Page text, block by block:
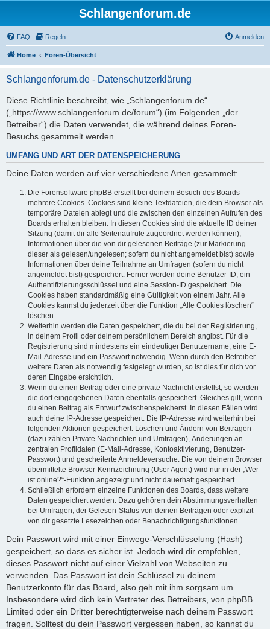
Schlangenforum.de
FAQ Regeln Anmelden
Home Foren-Übersicht
Schlangenforum.de - Datenschutzerklärung
Diese Richtlinie beschreibt, wie „Schlangenforum.de“
(„https://www.schlangenforum.de/forum“) (im Folgenden „der
Betreiber“) die Daten verwendet, die während deines Foren-
Besuchs gesammelt werden.
UMFANG UND ART DER DATENSPEICHERUNG
Deine Daten werden auf vier verschiedene Arten gesammelt:
Die Forensoftware phpBB erstellt bei deinem Besuch des Boards
mehrere Cookies. Cookies sind kleine Textdateien, die dein Browser als
temporäre Dateien ablegt und die zwischen den einzelnen Aufrufen des
Boards erhalten bleiben. In diesen Cookies sind die aktuelle ID deiner
Sitzung (damit dir alle Seitenaufrufe zugeordnet werden können),
Informationen über die von dir gelesenen Beiträge (zur Markierung
dieser als gelesen/ungelesen; sofern du nicht angemeldet bist) sowie
Informationen über deine Teilnahme an Umfragen (sofern du nicht
angemeldet bist) gespeichert. Ferner werden deine Benutzer-ID, ein
Authentifizierungsschlüssel und eine Session-ID gespeichert. Die
Cookies haben standardmäßig eine Gültigkeit von einem Jahr. Alle
Cookies kannst du jederzeit über die Funktion „Alle Cookies löschen“
löschen.
Weiterhin werden die Daten gespeichert, die du bei der Registrierung,
in deinem Profil oder deinem persönlichem Bereich angibst. Für die
Registrierung sind mindestens ein eindeutiger Benutzername, eine E-
Mail-Adresse und ein Passwort notwendig. Wenn durch den Betreiber
weitere Daten als notwendig festgelegt wurden, so ist dies für dich vor
deren Eingabe ersichtlich.
Wenn du einen Beitrag oder eine private Nachricht erstellst, so werden
die dort eingegebenen Daten ebenfalls gespeichert. Gleiches gilt, wenn
du einen Beitrag als Entwurf zwischenspeicherst. In diesen Fällen wird
auch deine IP-Adresse gespeichert. Die IP-Adresse wird weiterhin bei
folgenden Aktionen gespeichert: Löschen und Ändern von Beiträgen
(dazu zählen Private Nachrichten und Umfragen), Änderungen an
zentralen Profildaten (E-Mail-Adresse, Kontoaktivierung, Benutzer-
Passwort) und gescheiterte Anmeldeversuche. Die von deinem Browser
übermittelte Browser-Kennzeichnung (User Agent) wird nur in der „Wer
ist online?“-Funktion angezeigt und nicht dauerhaft gespeichert.
Schließlich erfordern einzelne Funktionen des Boards, dass weitere
Daten gespeichert werden. Dazu gehören dein Abstimmungsverhalten
bei Umfragen, der Gelesen-Status von deinen Beiträgen oder explizit
von dir gesetzte Lesezeichen oder Benachrichtigungsfunktionen.
Dein Passwort wird mit einer Einwege-Verschlüsselung (Hash)
gespeichert, so dass es sicher ist. Jedoch wird dir empfohlen,
dieses Passwort nicht auf einer Vielzahl von Webseiten zu
verwenden. Das Passwort ist dein Schlüssel zu deinem
Benutzerkonto für das Board, also geh mit ihm sorgsam um.
Insbesondere wird dich kein Vertreter des Betreibers, von phpBB
Limited oder ein Dritter berechtigterweise nach deinem Passwort
fragen. Solltest du dein Passwort vergessen haben, so kannst du